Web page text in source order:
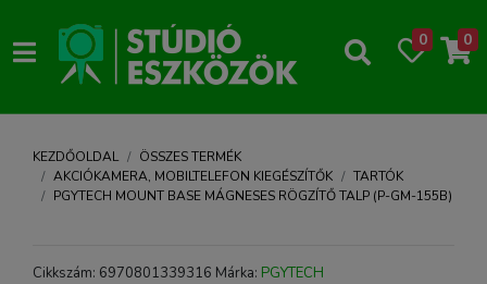
0 0
KEZDŐOLDAL
ÖSSZES TERMÉK
AKCIÓKAMERA, MOBILTELEFON KIEGÉSZÍTŐK
TARTÓK
PGYTECH MOUNT BASE MÁGNESES RÖGZÍTŐ TALP (P-GM-155B)
Cikkszám: 6970801339316 Márka: PGYTECH